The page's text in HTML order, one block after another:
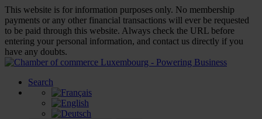
This website is for information purposes only. No membership
payments or any other financial transactions will ever be requested
to be paid through this website. Always check the URL before
entering your personal information, and contact us directly if you
have any doubts.
Search